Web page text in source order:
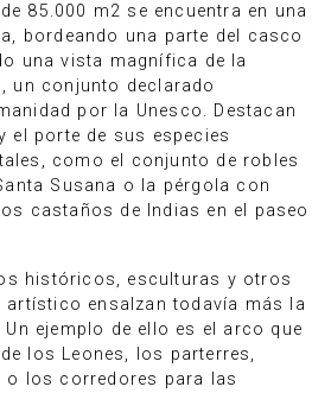
85.000 m2 se encuentra en una
bordeando una parte del casco
una vista magnífica de la
un conjunto declarado
por la Unesco. Destacan
el porte de sus especies
como el conjunto de robles
Susana o la pérgola con
castaños de Indias en el paseo
históricos, esculturas y otros
artístico ensalzan todavía más la
ejemplo de ello es el arco que
los Leones, los parterres,
o los corredores para las